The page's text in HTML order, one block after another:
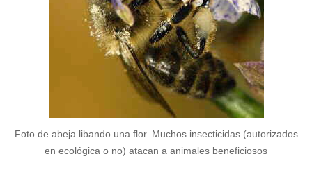
Foto de abeja libando una flor. Muchos insecticidas (autorizados
en ecológica o no) atacan a animales beneficiosos